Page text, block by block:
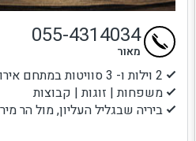
2 וילות ו- 3 סוויטות במתחם אירוח אחד
משפחות | זוגות | קבוצות
ביריה שבגליל העליון, מול הר
055-4314034
מאור